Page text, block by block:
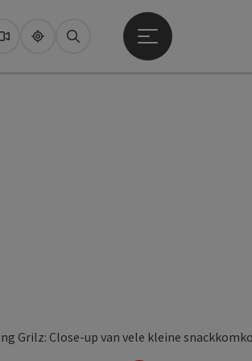
WebcamsUpperguide
Zoeken
Startmenu openen